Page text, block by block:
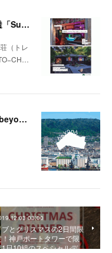
アーティストトーク＆ 朗読会 中﨑透「Sunny Day Light /ハルとテル」開催！
（トレ
『六甲ミーツ・アート 芸術散歩 2023beyond』開催中。
03:00
ブとクリスマスの2日間限
！神戸ポートタワーで限
1日10組のスペシャルデ…